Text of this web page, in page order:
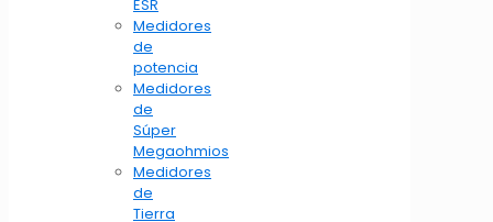
ESR
Medidores
de
potencia
Medidores
de
Súper
Megaohmios
Medidores
de
Tierra